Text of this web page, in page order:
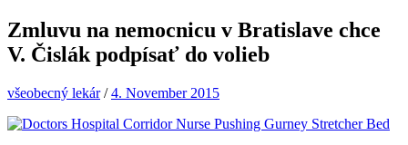
Zmluvu na nemocnicu v Bratislave chce
V. Čislák podpísať do volieb
všeobecný lekár/4. November 2015